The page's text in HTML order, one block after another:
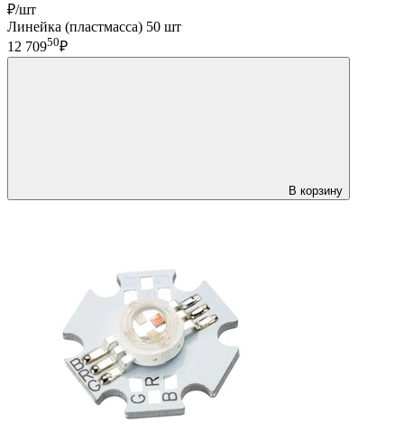
₽/шт
Линейка (пластмасса) 50 шт
12 70950₽
В корзину